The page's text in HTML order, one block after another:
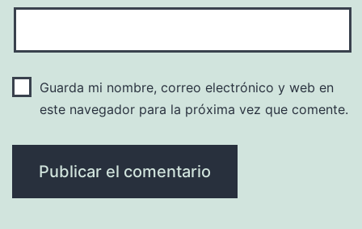
Guarda mi nombre, correo electrónico y web en
este navegador para la próxima vez que comente.